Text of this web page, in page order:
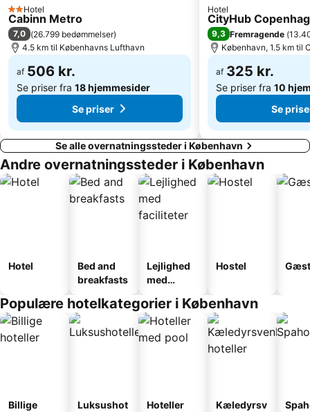
Kastellet
Københavns Bymuseum
Hundige
Home of Carlsberg
Copenhagen Port
2 Stjerner
Hotel
Cabinn Metro
7,0 (26.799 bedømmelser)
4.5 km til Københavns Lufthavn
af 506 kr.
Se priser fra 18 hjemmesider
Se priser
Hotel
CityHub
9,3 Fremragende (
København, 1.5 km til
af 325 kr.
Se priser fra 10
Se
Se alle overnatningssteder i København
Andre overnatningssteder i København
Hotel
Bed and
breakfasts
Lejlighed
med
Hostel
Populære hotelkategorier i København
Billige
Luksushot
Hoteller
Kæledyrsv